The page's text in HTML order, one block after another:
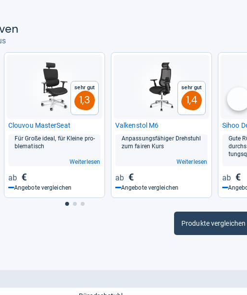
Sehr gut
1,3
Clou­vou Mas­ter­Seat
Für Große ideal, für Kleine pro­
ble­ma­tisch
Weiterlesen
€
Angebote vergleichen
Sehr gut
1,4
Val­ken­stol M6
Anpas­sungs­fä­hi­ger Dreh­stuhl
zum fai­ren Kurs
Weiterlesen
€
Angebote vergleichen
Sihoo
Gute
€
Produkte vergleichen